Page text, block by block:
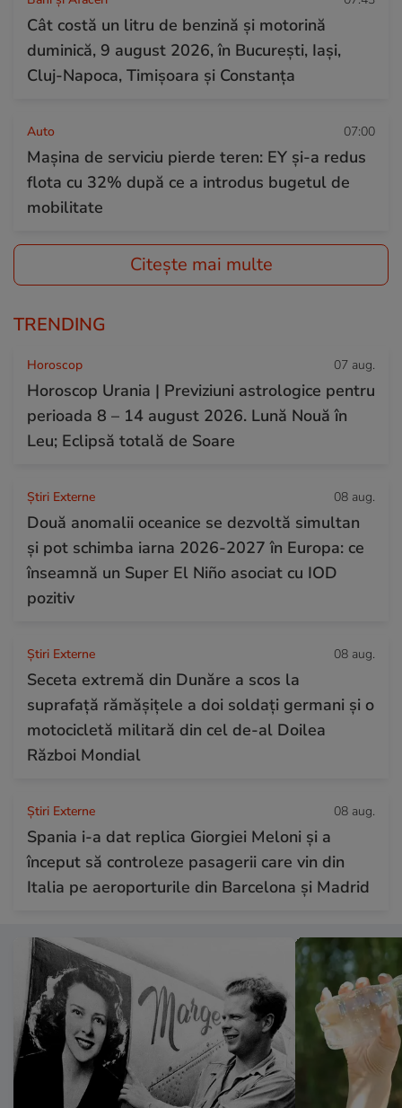
Cât costă un litru de benzină și motorină
duminică, 9 august 2026, în București, Iași,
Cluj-Napoca, Timișoara și Constanța
Auto 07:00
Mașina de serviciu pierde teren: EY și-a redus
flota cu 32% după ce a introdus bugetul de
mobilitate
Citește mai multe
TRENDING
Horoscop 07 aug.
Horoscop Urania | Previziuni astrologice pentru
perioada 8 – 14 august 2026. Lună Nouă în
Leu; Eclipsă totală de Soare
Știri Externe 08 aug.
Două anomalii oceanice se dezvoltă simultan
și pot schimba iarna 2026-2027 în Europa: ce
înseamnă un Super El Niño asociat cu IOD
pozitiv
Știri Externe 08 aug.
Seceta extremă din Dunăre a scos la
suprafață rămășițele a doi soldați germani și o
motocicletă militară din cel de-al Doilea
Război Mondial
Știri Externe 08 aug.
Spania i-a dat replica Giorgiei Meloni și a
început să controleze pasagerii care vin din
Italia pe aeroporturile din Barcelona și Madrid